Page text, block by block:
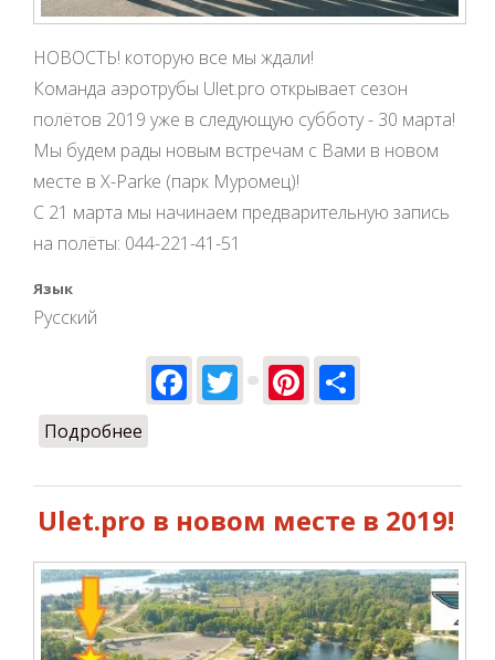
НОВОСТЬ! которую все мы ждали!
Команда аэротрубы Ulet.pro открывает сезон
полётов 2019 уже в следующую субботу - 30 марта!
Мы будем рады новым встречам с Вами в новом
месте в X-Parke (парк Муромец)!
С 21 марта мы начинаем предварительную запись
на полёты: 044-221-41-51
Язык
Русский
Facebook
TwitterPinterest
Подробнее
Ulet.pro в новом месте в 2019!